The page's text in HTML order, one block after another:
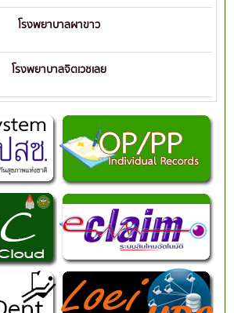
โรงพยาบาลผาขาว
โรงพยาบาลจิตเวชเลย